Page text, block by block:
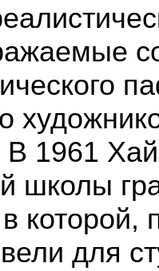
В 1961
школы
которой,
для